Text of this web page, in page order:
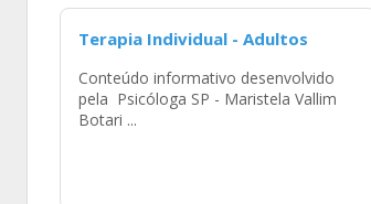
Terapia Individual - Adultos
Conteúdo informativo desenvolvido
pela Psicóloga SP - Maristela Vallim
Botari ...